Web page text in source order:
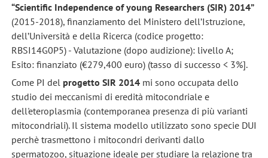
“Scientific Independence of young Researchers (SIR) 2014”
(2015-2018), finanziamento del Ministero dell’Istruzione,
dell’Università e della Ricerca (codice progetto:
RBSI14G0P5) - Valutazione (dopo audizione): livello A;
Esito: finanziato (€279,400 euro) (tasso di successo < 3%].
Come PI del progetto SIR 2014mi sono occupata dello
studio dei meccanismi di eredità mitocondriale e
dell'eteroplasmia (contemporanea presenza di più varianti
mitocondriali). Il sistema modello utilizzato sono specie DUI
perchè trasmettono i mitocondri derivanti dallo
spermatozoo, situazione ideale per studiare la relazione tra